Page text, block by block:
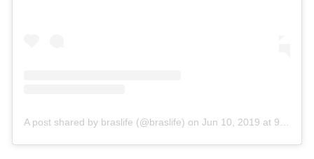
A post shared by braslife (@braslife) on Jun 10, 2019 at 9:00am PDT